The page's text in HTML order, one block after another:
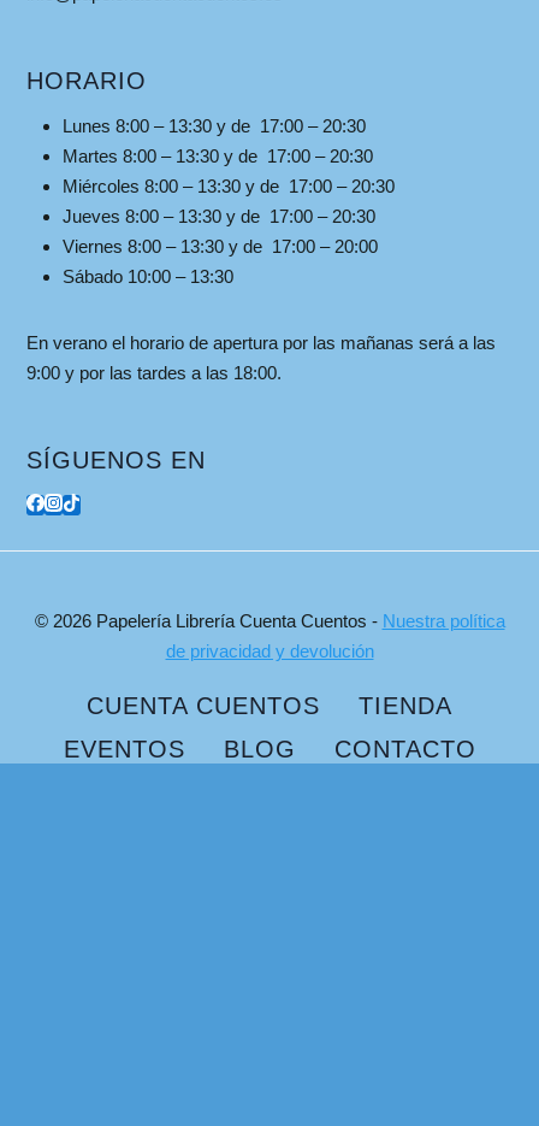
HORARIO
Lunes 8:00 – 13:30 y de 17:00 – 20:30
Martes 8:00 – 13:30 y de 17:00 – 20:30
Miércoles 8:00 – 13:30 y de 17:00 – 20:30
Jueves 8:00 – 13:30 y de 17:00 – 20:30
Viernes 8:00 – 13:30 y de 17:00 – 20:00
Sábado 10:00 – 13:30
En verano el horario de apertura por las mañanas será a las
9:00 y por las tardes a las 18:00.
SÍGUENOS EN
© 2026 Papelería Librería Cuenta Cuentos - Nuestra política
de privacidad y devolución
CUENTA CUENTOS
TIENDA
EVENTOS
BLOG CONTACTO